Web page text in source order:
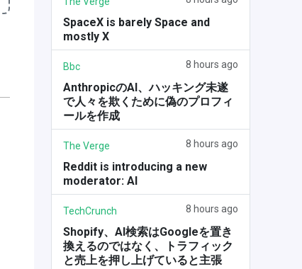
SpaceX is barely Space and
mostly X
Bbc 8 hours ago
AnthropicのAI、ハッキング未遂
で人々を欺くために偽のプロフィ
ールを作成
The Verge 8 hours ago
Reddit is introducing a new
moderator: AI
TechCrunch 8 hours ago
Shopify、AI検索はGoogleを置き
換えるのではなく、トラフィック
と売上を押し上げていると主張